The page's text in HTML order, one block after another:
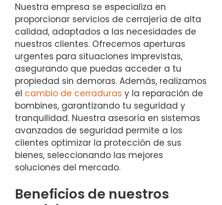
Nuestra empresa se especializa en
proporcionar servicios de cerrajería de alta
calidad, adaptados a las necesidades de
nuestros clientes. Ofrecemos aperturas
urgentes para situaciones imprevistas,
asegurando que puedas acceder a tu
propiedad sin demoras. Además, realizamos
el cambio de cerraduras y la reparación de
bombines, garantizando tu seguridad y
tranquilidad. Nuestra asesoría en sistemas
avanzados de seguridad permite a los
clientes optimizar la protección de sus
bienes, seleccionando las mejores
soluciones del mercado.
Beneficios de nuestros